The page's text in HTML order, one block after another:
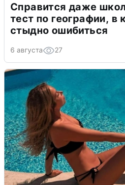
Справится даже
тест по географии, в
стыдно ошибиться
6 августа 27